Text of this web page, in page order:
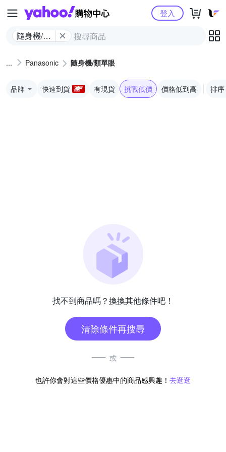
Yahoo購物中心
隨身機/類
登入
Panasonic 隨身機/類單眼
品牌 快速到貨 有現貨 挑戰低價 價格低到高 排序
找不到商品嗎？換換其他條件吧！
清除條件再搜尋
或
也許你會對這些價格優惠中的商品感興趣！ 去逛逛